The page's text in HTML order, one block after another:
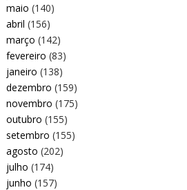
maio (140)
abril (156)
março (142)
fevereiro (83)
janeiro (138)
dezembro (159)
novembro (175)
outubro (155)
setembro (155)
agosto (202)
julho (174)
junho (157)